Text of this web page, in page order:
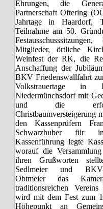
Ehrungen, die
Partnerschaft Oftering
Jahrtage in Haardorf,
Teilnahme am 50.
Mitglieder, örtliche
Weinfest der RK, die
Anschaffung der
BKV Friedenswallfahrt
Volkstrauertage in
Niedermünchsdorf mit
und die
Christbaumversteigerung
den Kassenprüfern
Schwarzhuber für
Kassenführung legte
worauf die
ihren Grußworten
Sedlmeier und BKV-
Obtmeier das
traditionsreichen
wird mit dem Fest zum
Höhepunkt an